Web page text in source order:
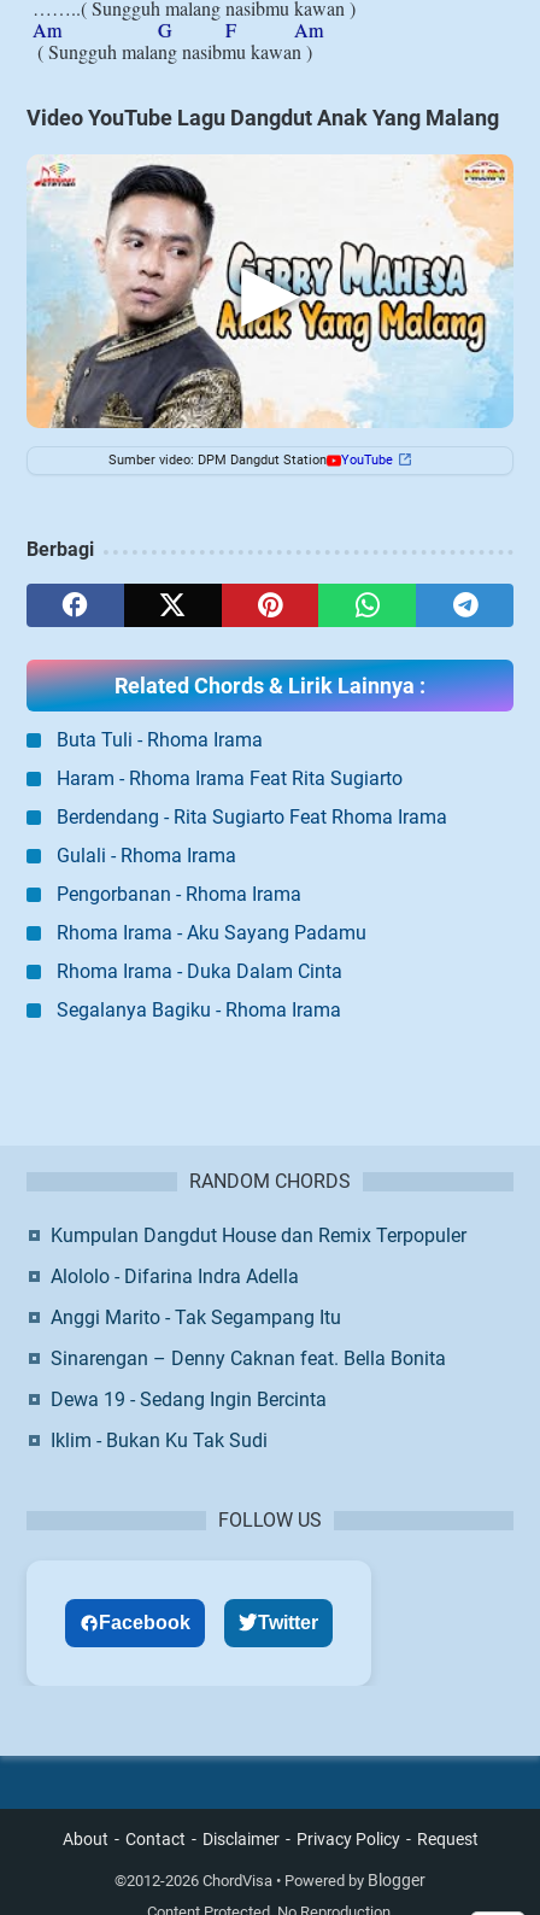
Am
G F
Am
Video YouTube Lagu Dangdut Anak Yang Malang
▶
Sumber video: DPM Dangdut Station YouTube
Berbagi
Related Chords & Lirik Lainnya :
Buta Tuli - Rhoma Irama
Haram - Rhoma Irama Feat Rita Sugiarto
Berdendang - Rita Sugiarto Feat Rhoma Irama
Gulali - Rhoma Irama
Pengorbanan - Rhoma Irama
Rhoma Irama - Aku Sayang Padamu
Rhoma Irama - Duka Dalam Cinta
Segalanya Bagiku - Rhoma Irama
RANDOM CHORDS
Kumpulan Dangdut House dan Remix Terpopuler
Alololo - Difarina Indra Adella
Anggi Marito - Tak Segampang Itu
Sinarengan – Denny Caknan feat. Bella Bonita
Dewa 19 - Sedang Ingin Bercinta
Iklim - Bukan Ku Tak Sudi
FOLLOW US
Facebook Twitter
About Contact Disclaimer Privacy Policy Request
©2012-2026 ChordVisa • Powered by Blogger